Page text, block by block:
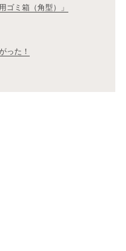
ゴミ箱（角型）」
った！